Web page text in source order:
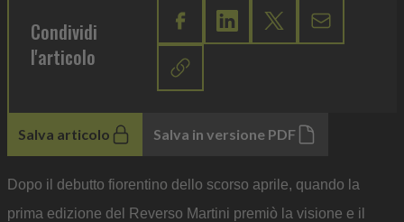
Condividi
l'articolo
Salva articolo Salva in versione PDF
Dopo il debutto fiorentino dello scorso aprile, quando la
prima edizione del Reverso Martini premiò la visione e il